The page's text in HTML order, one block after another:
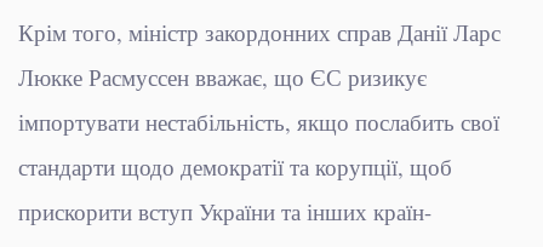
Крім того, міністр закордонних справ Данії Ларс
Люкке Расмуссен вважає, що ЄС ризикує
імпортувати нестабільність, якщо послабить свої
стандарти щодо демократії та корупції, щоб
прискорити вступ України та інших країн-